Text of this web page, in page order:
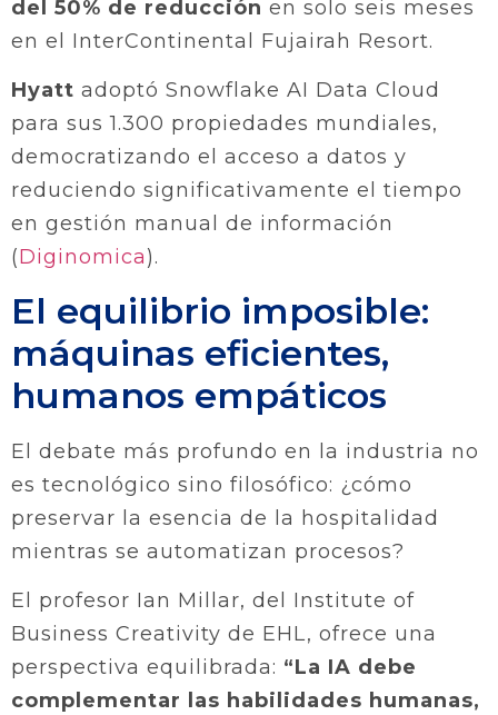
del 50% de reducción en solo seis meses
en el InterContinental Fujairah Resort.
Hyatt adoptó Snowflake AI Data Cloud
para sus 1.300 propiedades mundiales,
democratizando el acceso a datos y
reduciendo significativamente el tiempo
en gestión manual de información
(Diginomica).
El equilibrio imposible:
máquinas eficientes,
humanos empáticos
El debate más profundo en la industria no
es tecnológico sino filosófico: ¿cómo
preservar la esencia de la hospitalidad
mientras se automatizan procesos?
El profesor Ian Millar, del Institute of
Business Creativity de EHL, ofrece una
perspectiva equilibrada: “La IA debe
complementar las habilidades humanas,